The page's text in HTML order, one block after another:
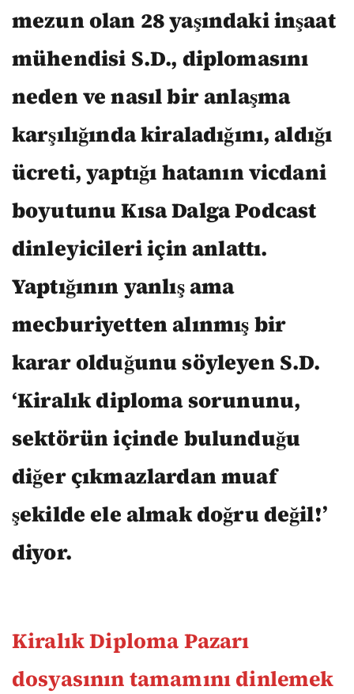
mezun olan 28 yaşındaki inşaat
mühendisi S.D., diplomasını
neden ve nasıl bir anlaşma
karşılığında kiraladığını, aldığı
ücreti, yaptığı hatanın vicdani
boyutunu Kısa Dalga Podcast
dinleyicileri için anlattı.
Yaptığının yanlış ama
mecburiyetten alınmış bir
karar olduğunu söyleyen S.D.
‘Kiralık diploma sorununu,
sektörün içinde bulunduğu
diğer çıkmazlardan muaf
şekilde ele almak doğru değil!’
diyor.
Kiralık Diploma Pazarı
dosyasının tamamını dinlemek